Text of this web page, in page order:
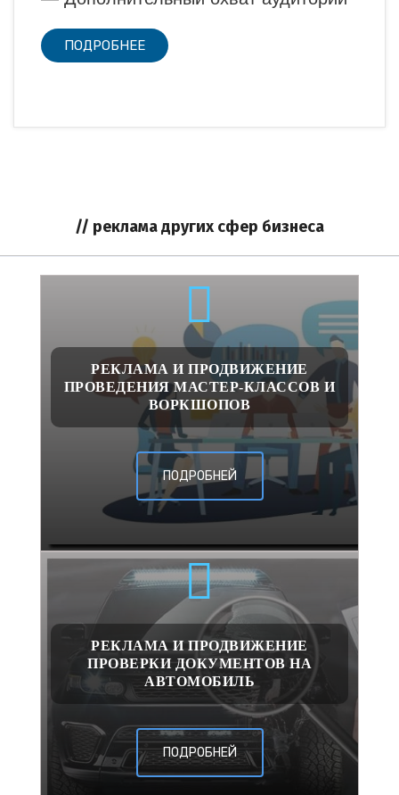
ПОДРОБНЕЕ
// реклама других сфер бизнеса
РЕКЛАМА И ПРОДВИЖЕНИЕ
ПРОВЕДЕНИЯ МАСТЕР-КЛАССОВ И
ВОРКШОПОВ
ПОДРОБНЕЙ
РЕКЛАМА И ПРОДВИЖЕНИЕ
ПРОВЕРКИ ДОКУМЕНТОВ НА
АВТОМОБИЛЬ
ПОДРОБНЕЙ